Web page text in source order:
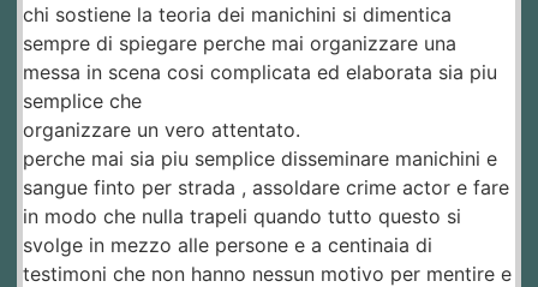
chi sostiene la teoria dei manichini si dimentica
sempre di spiegare perche mai organizzare una
messa in scena cosi complicata ed elaborata sia piu
semplice che
organizzare un vero attentato.
perche mai sia piu semplice disseminare manichini e
sangue finto per strada , assoldare crime actor e fare
in modo che nulla trapeli quando tutto questo si
svolge in mezzo alle persone e a centinaia di
testimoni che non hanno nessun motivo per mentire e